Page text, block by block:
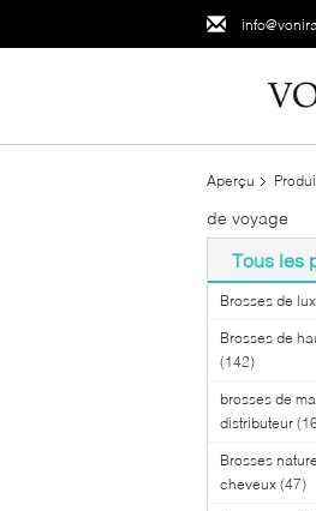
Aperçu
de voyage
Tous les
Brosses de
Brosses de
(142)
brosses de
distributeur
Brosses
cheveux (47)